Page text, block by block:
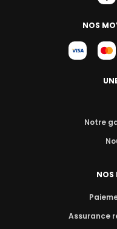
NOS
Notre
NOS
Assurance